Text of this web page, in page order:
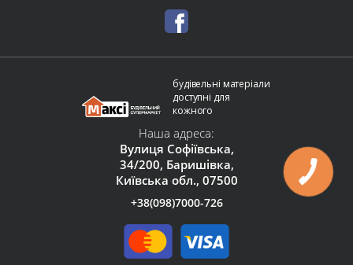
будівельні матеріали
доступні для
кожного
Наша адреса:
Вулиця Софіївська,
34/200, Баришівка,
Київська обл., 07500
+38(098)7000-726